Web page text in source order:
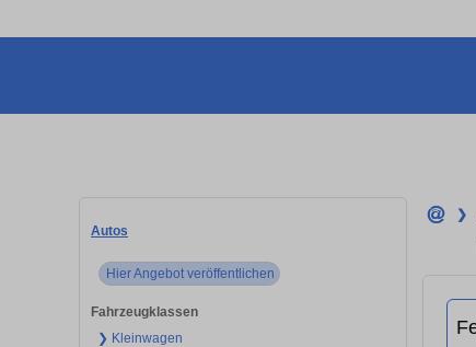
Autos
Hier Angebot veröffentlichen
Fahrzeugklassen
❯ Kleinwagen
❯